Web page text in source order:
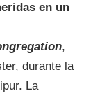
en un
,
durante la
La